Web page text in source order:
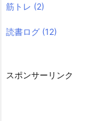
筋トレ (2)
読書ログ (12)
スポンサーリンク